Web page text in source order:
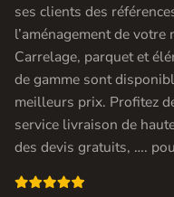
ses clients des
l’aménagement de votre
Carrelage, parquet et
de gamme sont
meilleurs prix. Profitez
service livraison de
des devis gratuits, ….
